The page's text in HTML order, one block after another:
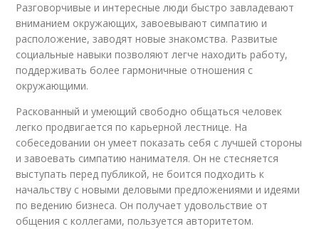
Разговорчивые и интересные люди быстро завладевают
вниманием окружающих, завоевывают симпатию и
расположение, заводят новые знакомства. Развитые
социальные навыки позволяют легче находить работу,
поддерживать более гармоничные отношения с
окружающими.
Раскованный и умеющий свободно общаться человек
легко продвигается по карьерной лестнице. На
собеседовании он умеет показать себя с лучшей стороны
и завоевать симпатию нанимателя. Он не стесняется
выступать перед публикой, не боится подходить к
начальству с новыми деловыми предложениями и идеями
по ведению бизнеса. Он получает удовольствие от
общения с коллегами, пользуется авторитетом.